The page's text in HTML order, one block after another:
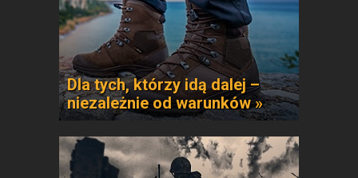
Dla tych, którzy idą dalej –
niezależnie od warunków »